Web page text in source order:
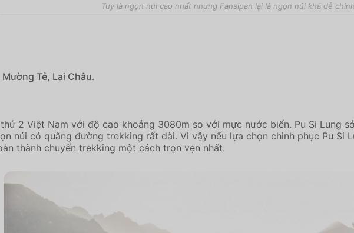
Tuy là ngọn núi cao nhất nhưng Fansipan lại là ngọn núi khá dễ
Tẻ, Lai Châu.
2 Việt Nam với độ cao khoảng 3080m so với mực nước biển. Pu Si Lung
núi có quãng đường trekking rất dài. Vì vậy nếu lựa chọn chinh phục Pu Si
thành chuyến trekking một cách trọn vẹn nhất.